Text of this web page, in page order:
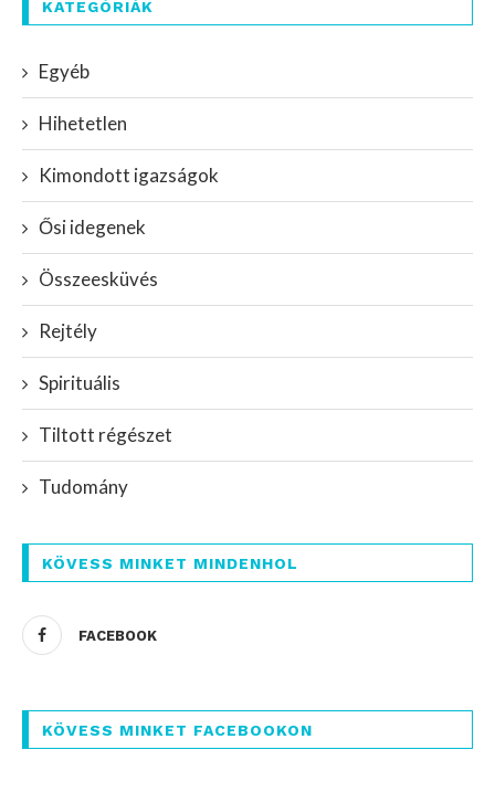
KATEGÓRIÁK
Egyéb
Hihetetlen
Kimondott igazságok
Ősi idegenek
Összeesküvés
Rejtély
Spirituális
Tiltott régészet
Tudomány
KÖVESS MINKET MINDENHOL
FACEBOOK
KÖVESS MINKET FACEBOOKON